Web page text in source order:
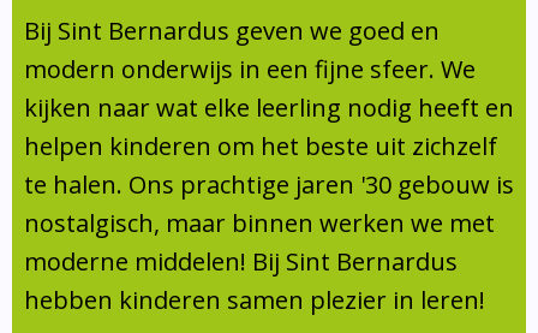
Onderwijs
Leerlingenraad
Leerlingenzorg
Doorstroomtoets
Jeugdprofessional op school
Centrum Jeugd en Gezin
Schoollogopedie
schoolondersteuningsprofiel
Schooltijden
Absentie
Vakanties
Aanmelden
Ouders
Ouderraad (OR)
Medezeggenschapsraad (MR)
Formulieren
Klachtenregeling
Contact
Bij Sint Bernardus geven we goed en
modern onderwijs in een fijne sfeer. We
kijken naar wat elke leerling nodig heeft en
helpen kinderen om het beste uit zichzelf
te halen. Ons prachtige jaren '30 gebouw is
nostalgisch, maar binnen werken we met
moderne middelen! Bij Sint Bernardus
hebben kinderen samen plezier in leren!